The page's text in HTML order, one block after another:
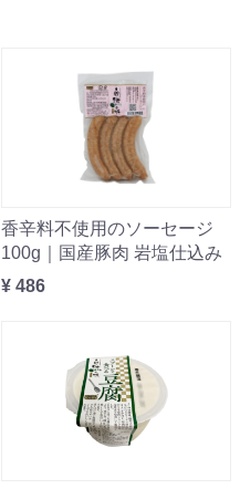
香辛料不使用のソーセージ
100g｜国産豚肉 岩塩仕込み
¥ 486